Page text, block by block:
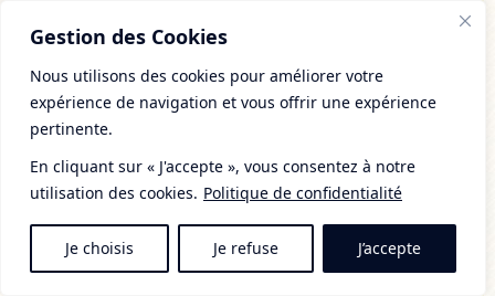
Gestion des Cookies
Nous utilisons des cookies pour améliorer votre
expérience de navigation et vous offrir une expérience
pertinente.
En cliquant sur « J'accepte », vous consentez à notre
utilisation des cookies. Politique de confidentialité
Je choisis Je refuse J’accepte
arrière/centre).
-La culotte est en coton Biologique.
-La partie absorbante est en fibre d’Eucalyptus Certifiée
-La partie imperméable est en PUL recyclé Certifiée
Oekotex.
Oekotex.
Je propose 1 produit et 3 déclinaisons possible:
-La lunaire Adara qui est sérigraphier avec des
illustrations célestes (43 euros).
-L’unique qui est une culotte illustrée à la main et